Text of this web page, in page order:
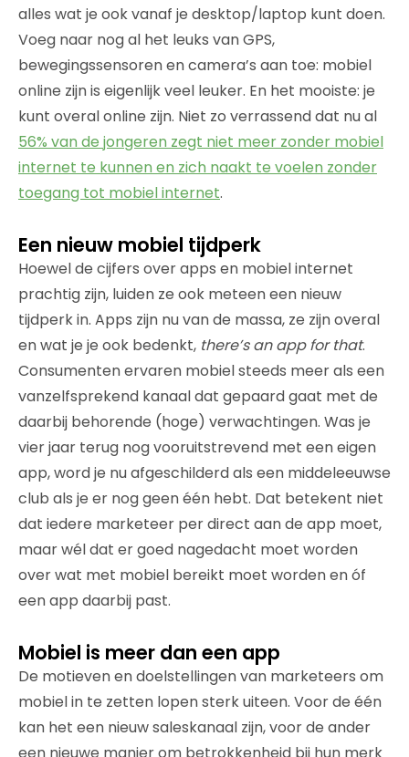
alles wat je ook vanaf je desktop/laptop kunt doen.
Voeg naar nog al het leuks van GPS,
bewegingssensoren en camera’s aan toe: mobiel
online zijn is eigenlijk veel leuker. En het mooiste: je
kunt overal online zijn. Niet zo verrassend dat nu al
56% van de jongeren zegt niet meer zonder mobiel
internet te kunnen en zich naakt te voelen zonder
toegang tot mobiel internet.
Een nieuw mobiel tijdperk
Hoewel de cijfers over apps en mobiel internet
prachtig zijn, luiden ze ook meteen een nieuw
tijdperk in. Apps zijn nu van de massa, ze zijn overal
en wat je je ook bedenkt, there’s an app for that.
Consumenten ervaren mobiel steeds meer als een
vanzelfsprekend kanaal dat gepaard gaat met de
daarbij behorende (hoge) verwachtingen. Was je
vier jaar terug nog vooruitstrevend met een eigen
app, word je nu afgeschilderd als een middeleeuwse
club als je er nog geen één hebt. Dat betekent niet
dat iedere marketeer per direct aan de app moet,
maar wél dat er goed nagedacht moet worden
over wat met mobiel bereikt moet worden en óf
een app daarbij past.
Mobiel is meer dan een app
De motieven en doelstellingen van marketeers om
mobiel in te zetten lopen sterk uiteen. Voor de één
kan het een nieuw saleskanaal zijn, voor de ander
een nieuwe manier om betrokkenheid bij hun merk